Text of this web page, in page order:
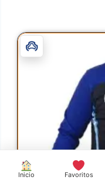
Inicio Favoritos